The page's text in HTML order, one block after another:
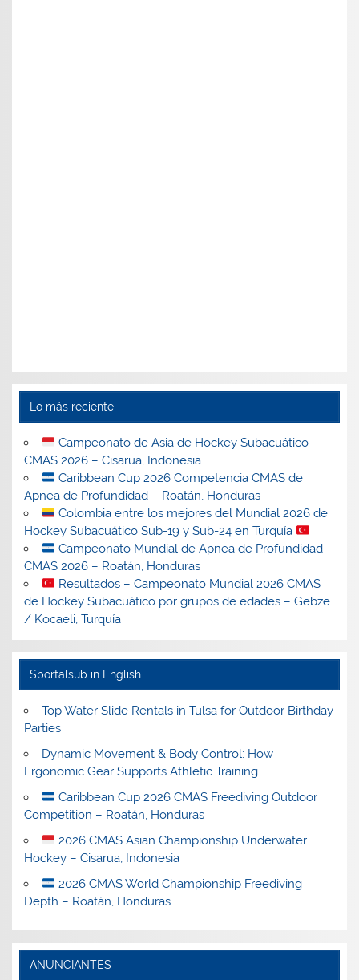
Lo más reciente
Campeonato de Asia de Hockey Subacuático
CMAS 2026 – Cisarua, Indonesia
Caribbean Cup 2026 Competencia CMAS de
Apnea de Profundidad – Roatán, Honduras
Colombia entre los mejores del Mundial 2026 de
Hockey Subacuático Sub-19 y Sub-24 en Turquía
Campeonato Mundial de Apnea de Profundidad
CMAS 2026 – Roatán, Honduras
Resultados – Campeonato Mundial 2026 CMAS
de Hockey Subacuático por grupos de edades – Gebze
/ Kocaeli, Turquía
Sportalsub in English
Top Water Slide Rentals in Tulsa for Outdoor Birthday
Parties
Dynamic Movement & Body Control: How
Ergonomic Gear Supports Athletic Training
Caribbean Cup 2026 CMAS Freediving Outdoor
Competition – Roatán, Honduras
2026 CMAS Asian Championship Underwater
Hockey – Cisarua, Indonesia
2026 CMAS World Championship Freediving
Depth – Roatán, Honduras
ANUNCIANTES